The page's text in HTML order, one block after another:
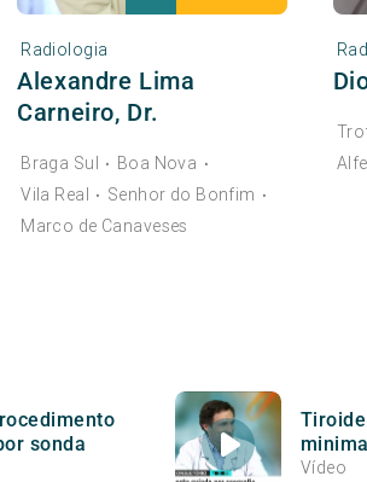
Radiologia
Alexandre Lima
Carneiro, Dr.
Braga Sul • Boa Nova •
Vila Real • Senhor do Bonfim •
Marco de Canaveses
sonda
por
Vídeo